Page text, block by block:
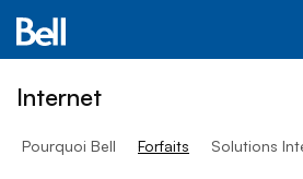
Internet
Pourquoi Bell Forfaits Solutions